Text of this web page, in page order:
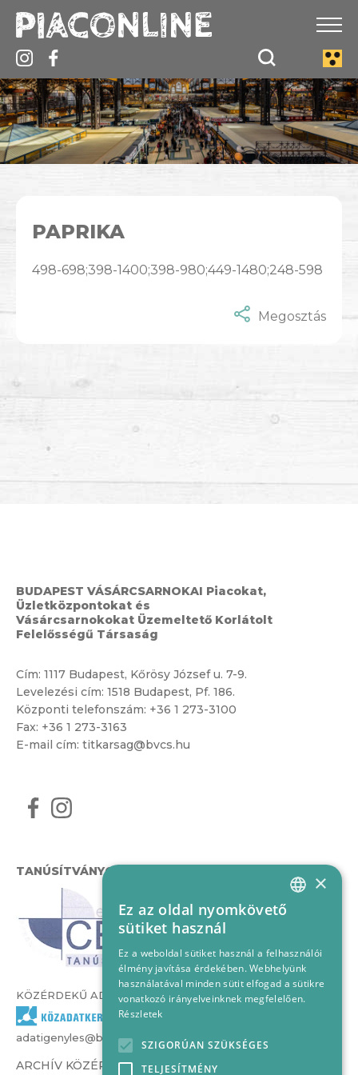
PAPRIKA
498-698;398-1400;398-980;449-1480;248-598
Megosztás
BUDAPEST VÁSÁRCSARNOKAI Piacokat,
Üzletközpontokat és
Vásárcsarnokokat Üzemeltető Korlátolt
Felelősségű Társaság
Cím: 1117 Budapest, Kőrösy József u. 7-9.
Levelezési cím: 1518 Budapest, Pf. 186.
Központi telefonszám: +36 1 273-3100
Fax: +36 1 273-3163
E-mail cím: titkarsag@bvcs.hu
TANÚSÍTVÁNYOK
KÖZÉRDEKŰ ADATOK
adatigenyles@bvcs.hu
ARCHÍV KÖZÉRDEKŰ ADATOK –
HUNGARIAN
×
Ez az oldal nyomkövető
sütiket használ
Ez a weboldal sütiket használ a felhasználói
élmény javítása érdekében. Webhelyünk
használatával minden sütit elfogad a sütikre
vonatkozó irányelveinknek megfelelően.
Részletek
SZIGORÚAN SZÜKSÉGES
TELJESÍTMÉNY